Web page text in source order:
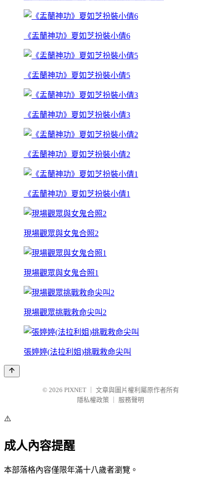
《盂蘭神功》夏如芝扮裝小倩6
《盂蘭神功》夏如芝扮裝小倩5
《盂蘭神功》夏如芝扮裝小倩3
《盂蘭神功》夏如芝扮裝小倩2
《盂蘭神功》夏如芝扮裝小倩1
現場觀眾與女鬼合照2
現場觀眾與女鬼合照1
現場觀眾挑戰救命尖叫2
張婷婷(法拉利姐)挑戰救命尖叫
© 2026 PIXNET
文章與圖片權利屬原作者所有
隱私權政策
服務聲明
⚠️
成人內容提醒
本部落格內容僅限年滿十八歲者瀏覽。